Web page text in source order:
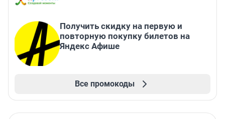
Получить скидку на первую и
повторную покупку билетов на
Яндекс Афише
Все промокоды